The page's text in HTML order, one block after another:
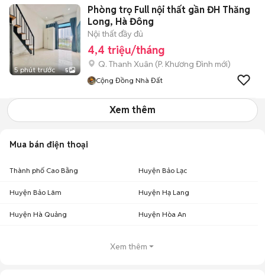
5 phút trước 5
Phòng trọ Full nội thất gần ĐH Thăng
Long, Hà Đông
Nội thất đầy đủ
4,4 triệu/tháng
Q. Thanh Xuân (P. Khương Đình mới)
Cộng Đồng Nhà Đất
Xem thêm
Mua bán điện thoại
Thành phố Cao Bằng Huyện Bảo Lạc
Huyện Bảo Lâm Huyện Hạ Lang
Huyện Hà Quảng Huyện Hòa An
Xem thêm